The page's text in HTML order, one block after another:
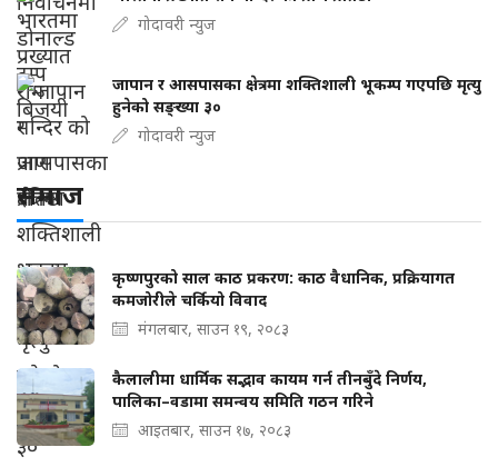
गोदावरी न्युज
जापान र आसपासका क्षेत्रमा शक्तिशाली भूकम्प गएपछि मृत्यु
हुनेको सङ्ख्या ३०
गोदावरी न्युज
समाज
कृष्णपुरको साल काठ प्रकरण: काठ वैधानिक, प्रक्रियागत
कमजोरीले चर्कियो विवाद
मंगलबार, साउन १९, २०८३
कैलालीमा धार्मिक सद्भाव कायम गर्न तीनबुँदे निर्णय,
पालिका–वडामा समन्वय समिति गठन गरिने
आइतबार, साउन १७, २०८३